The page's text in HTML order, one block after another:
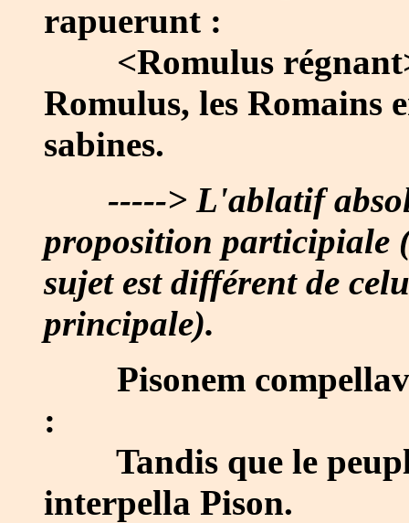
rapuerunt :
<Romulus régnant>
Romulus, les Romains
sabines.
-----> L'ablatif
proposition participiale
sujet est différent de
principale).
Pisonem
:
Tandis que le
interpella Pison.